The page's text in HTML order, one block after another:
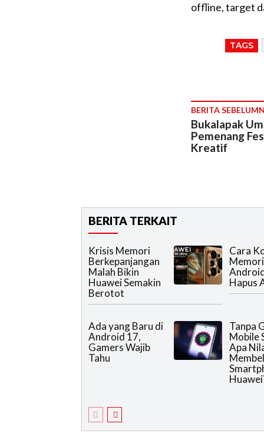
offline, target
TAGS
BERITA
Bukalapak
Pemenang
Kreatif
BERITA TERKAIT
Krisis Memori
Berkepanjangan
Malah Bikin
Huawei Semakin
Berotot
Cara
Hapus
Ada yang Baru di
Android 17,
Gamers Wajib
Tahu
Tanpa
Mobile
Apa